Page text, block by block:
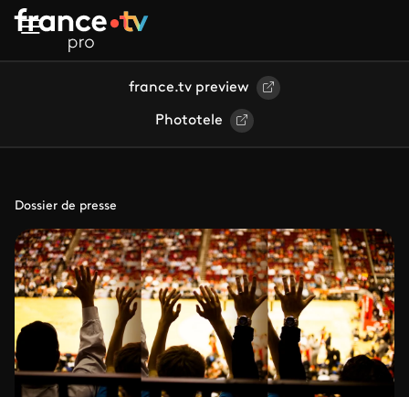
Aller au contenu principal
france.tv preview
Phototele
Dossier de presse